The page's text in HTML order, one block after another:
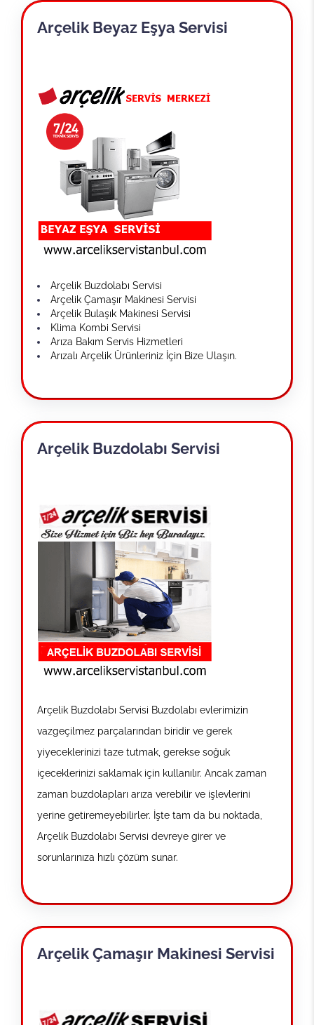
Arçelik Beyaz Eşya Servisi
Arçelik Buzdolabı Servisi
Arçelik Çamaşır Makinesi Servisi
Arçelik Bulaşık Makinesi Servisi
Klima Kombi Servisi
Arıza Bakım Servis Hizmetleri
Arızalı Arçelik Ürünleriniz İçin Bize Ulaşın.
Arçelik Buzdolabı Servisi
Arçelik Buzdolabı Servisi Buzdolabı evlerimizin
vazgeçilmez parçalarından biridir ve gerek
yiyeceklerinizi taze tutmak, gerekse soğuk
içeceklerinizi saklamak için kullanılır. Ancak zaman
zaman buzdolapları arıza verebilir ve işlevlerini
yerine getiremeyebilirler. İşte tam da bu noktada,
Arçelik Buzdolabı Servisi devreye girer ve
sorunlarınıza hızlı çözüm sunar.
Arçelik Çamaşır Makinesi Servisi